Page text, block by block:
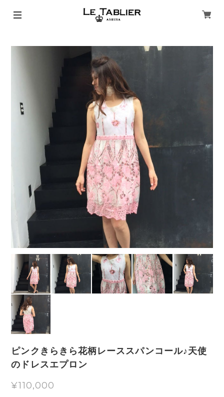
ピンクきらきら花柄レーススパンコール♪天使
のドレスエプロン
¥110,000